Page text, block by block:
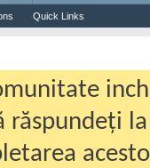
Quick Links
răspundeți